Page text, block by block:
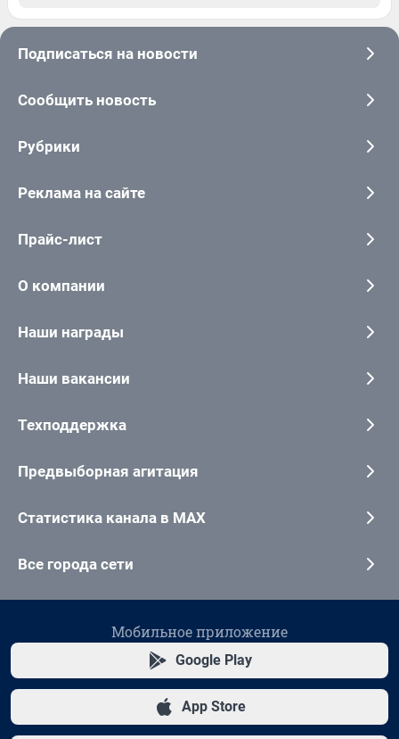
Подписаться на новости
Сообщить новость
Рубрики
Реклама на сайте
Прайс-лист
О компании
Наши награды
Наши вакансии
Техподдержка
Предвыборная агитация
Статистика канала в MAX
Все города сети
Мобильное приложение
Google Play
App Store